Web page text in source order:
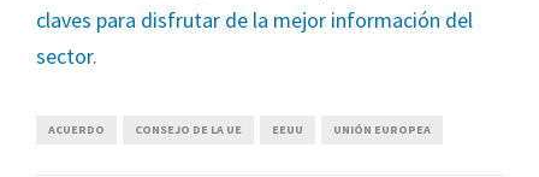
claves para disfrutar de la mejor información del
sector.
ACUERDO CONSEJO DE LA UE EEUU UNIÓN EUROPEA